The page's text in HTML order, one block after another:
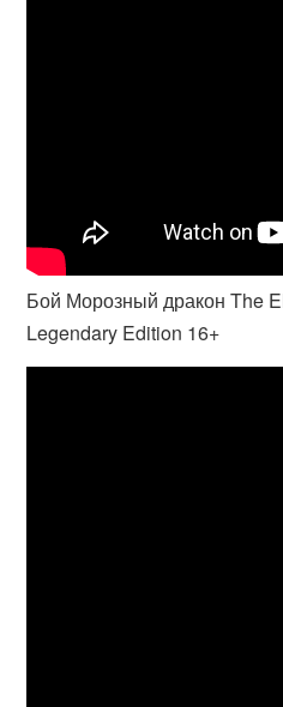
Бой Морозный дракон The
Legendary Edition 16+